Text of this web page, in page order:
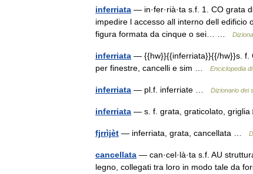
inferriata — in·fer·rià·ta s.f. 1. CO grata
impedire l accesso all interno dell edificio
figura formata da cinque o sei… …
inferriata — {{hw}}{{inferriata}}{{/hw}}s. f.
per finestre, cancelli e sim …
Enciclopedia
inferriata — pl.f. inferriate … Dizionario dei
inferriata — s. f. grata, graticolato,
fjrrìjèt — inferriata, grata, cancellata …
cancellata — can·cel·là·ta s.f. AU
legno, collegati tra loro in modo tale da